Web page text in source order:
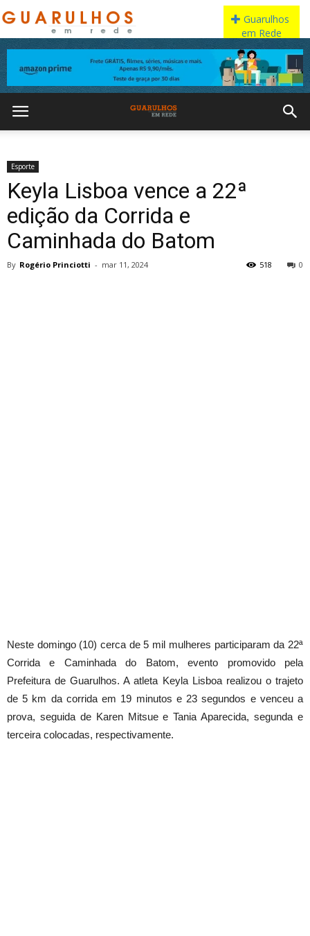
Esporte
Keyla Lisboa vence a 22ª
edição da Corrida e
Caminhada do Batom
By Rogério Princiotti - mar 11, 2024 0
518
Neste domingo (10) cerca de 5 mil mulheres participaram da 22ª
Corrida e Caminhada do Batom, evento promovido pela
Prefeitura de Guarulhos. A atleta Keyla Lisboa realizou o trajeto
de 5 km da corrida em 19 minutos e 23 segundos e venceu a
prova, seguida de Karen Mitsue e Tania Aparecida, segunda e
terceira colocadas, respectivamente.